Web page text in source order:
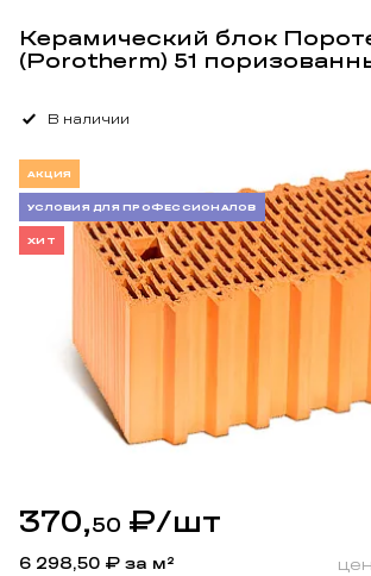
Керамический блок
(Porotherm) 51
В наличии
АКЦИЯ
УСЛОВИЯ ДЛЯ ПРОФЕССИОНАЛОВ
ХИТ
370,50 ₽/шт
6 298,50 ₽ за м²